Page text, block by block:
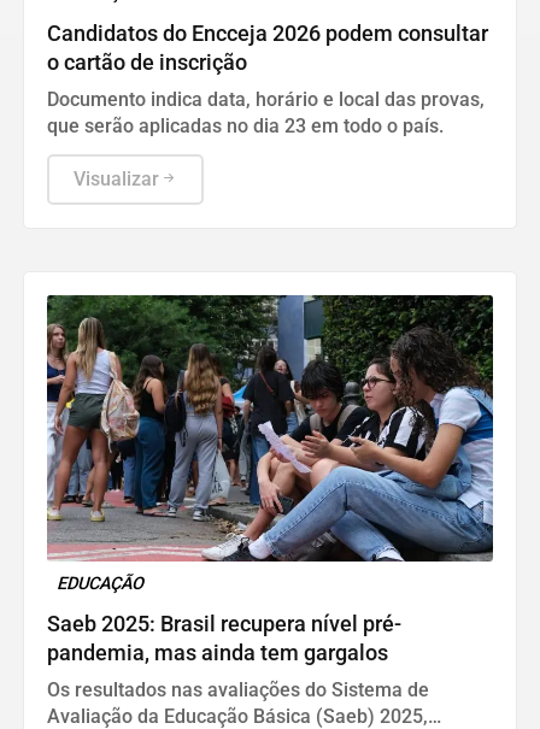
Candidatos do Encceja 2026 podem consultar
o cartão de inscrição
Documento indica data, horário e local das provas,
que serão aplicadas no dia 23 em todo o país.
Visualizar
EDUCAÇÃO
Saeb 2025: Brasil recupera nível pré-
pandemia, mas ainda tem gargalos
Os resultados nas avaliações do Sistema de
Avaliação da Educação Básica (Saeb) 2025,